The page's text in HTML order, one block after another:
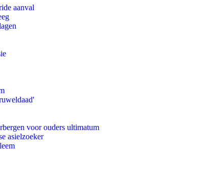
aanval
voor ouders ultimatum
asielzoeker